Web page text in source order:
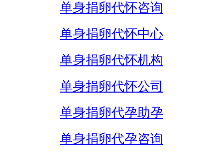
单身捐卵代怀咨询
单身捐卵代怀中心
单身捐卵代怀机构
单身捐卵代怀公司
单身捐卵代孕助孕
单身捐卵代孕咨询